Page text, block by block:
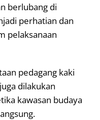
berlubang di
perhatian dan
pelaksanaan
pedagang kaki
dilakukan
kawasan budaya